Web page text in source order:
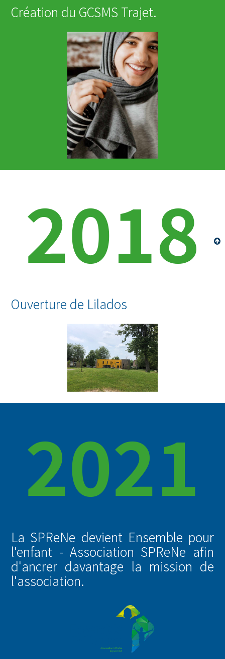
Création du GCSMS Trajet.
2018
Ouverture de Lilados
2021
La SPReNe devient Ensemble pour
l'enfant - Association SPReNe afin
d'ancrer davantage la mission de
l'association.